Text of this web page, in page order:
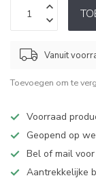
Vanuit
Toevoegen om te
Voorraad
Geopend op
Bel of mail
Aantrekkelijke